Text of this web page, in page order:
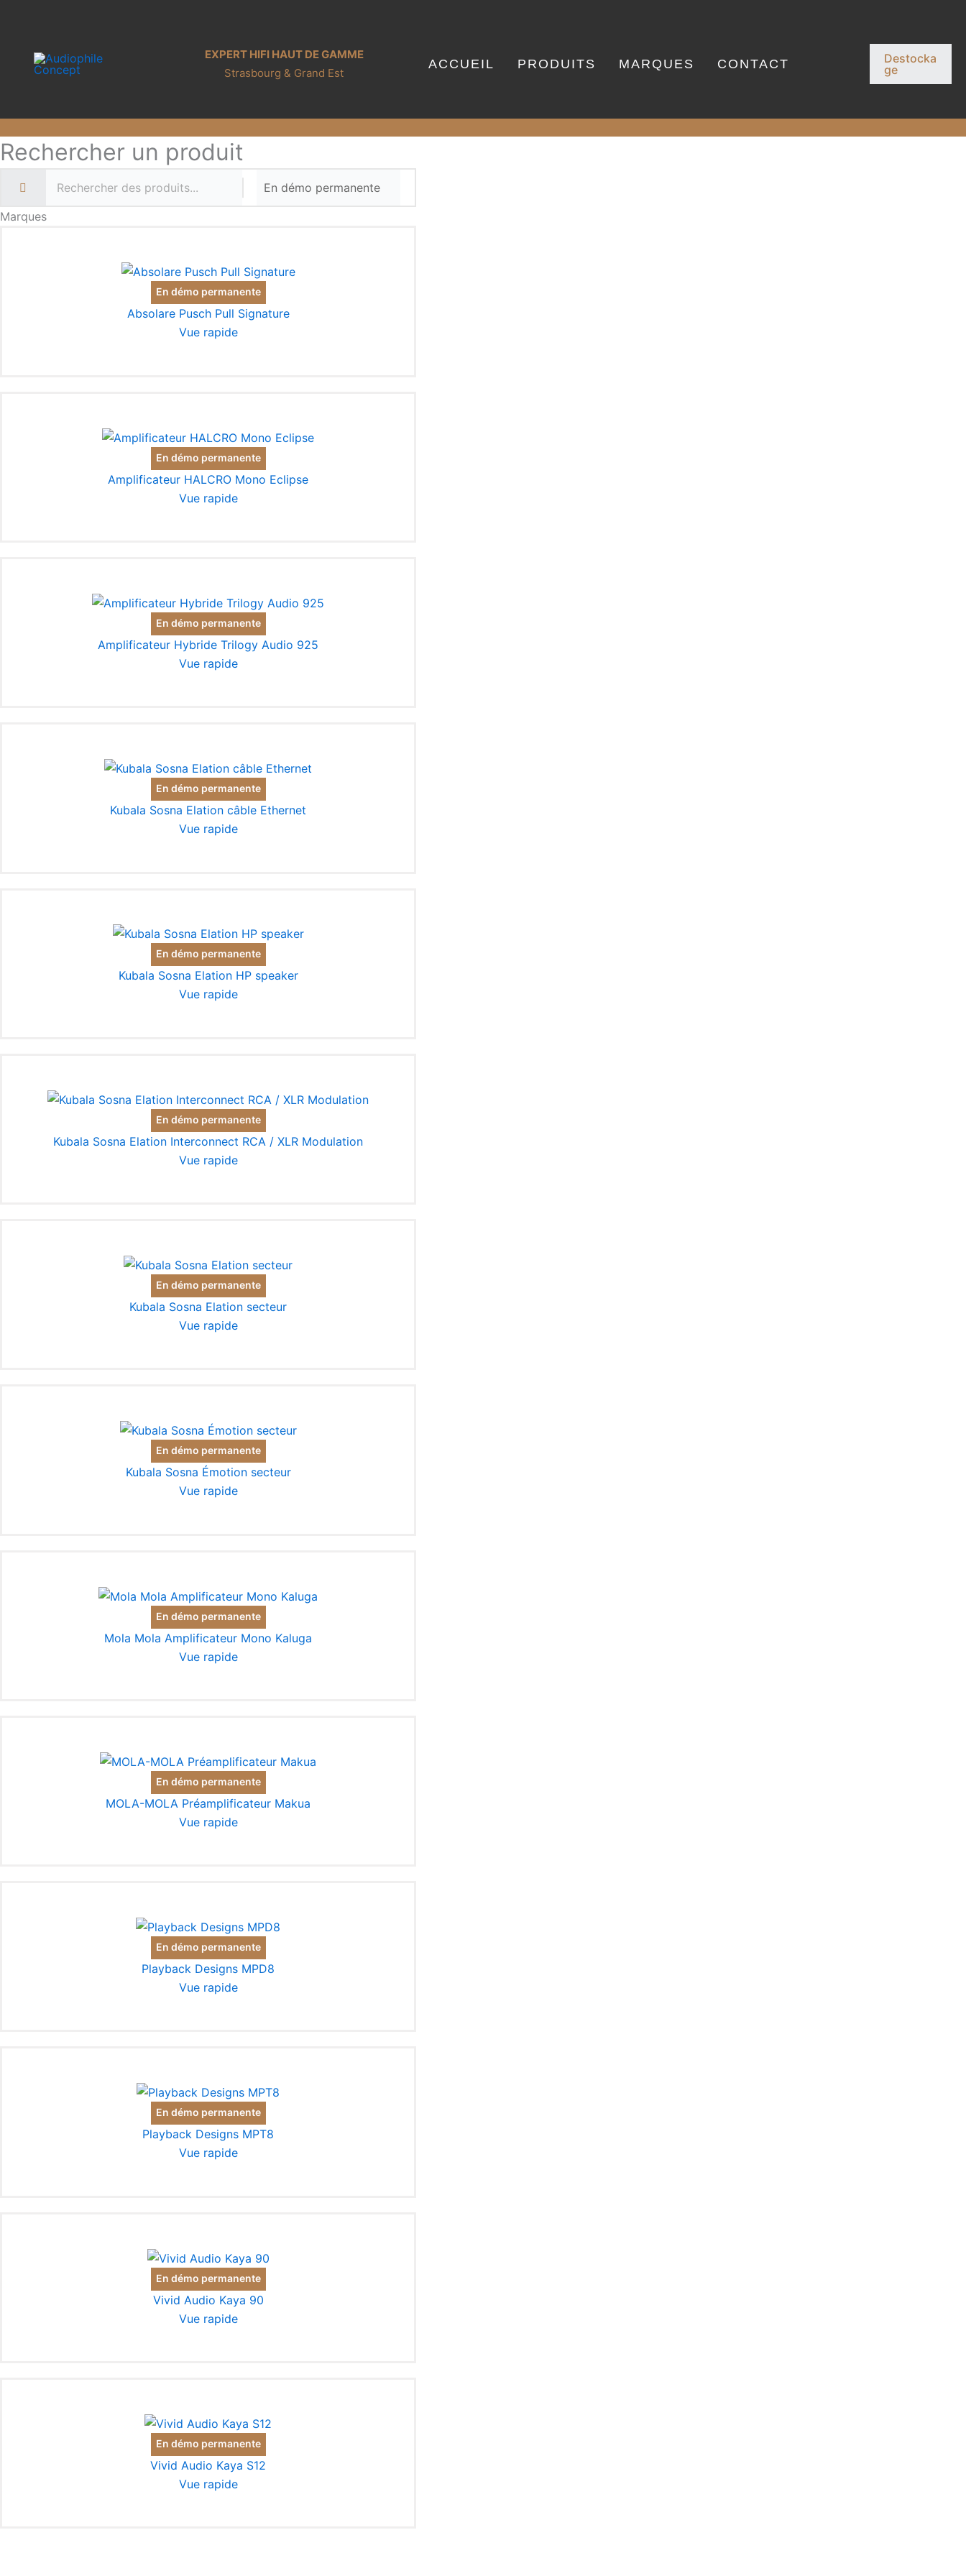
EXPERT HIFI HAUT DE GAMME
Strasbourg & Grand Est
ACCUEIL PRODUITS MARQUES CONTACT
Destocka
ge
Rechercher un produit
Marques
En démo permanente
Absolare Pusch Pull Signature
Vue rapide
En démo permanente
Amplificateur HALCRO Mono Eclipse
Vue rapide
En démo permanente
Amplificateur Hybride Trilogy Audio 925
Vue rapide
En démo permanente
Kubala Sosna Elation câble Ethernet
Vue rapide
En démo permanente
Kubala Sosna Elation HP speaker
Vue rapide
En démo permanente
Kubala Sosna Elation Interconnect RCA / XLR Modulation
Vue rapide
En démo permanente
Kubala Sosna Elation secteur
Vue rapide
En démo permanente
Kubala Sosna Émotion secteur
Vue rapide
En démo permanente
Mola Mola Amplificateur Mono Kaluga
Vue rapide
En démo permanente
MOLA-MOLA Préamplificateur Makua
Vue rapide
En démo permanente
Playback Designs MPD8
Vue rapide
En démo permanente
Playback Designs MPT8
Vue rapide
En démo permanente
Vivid Audio Kaya 90
Vue rapide
En démo permanente
Vivid Audio Kaya S12
Vue rapide